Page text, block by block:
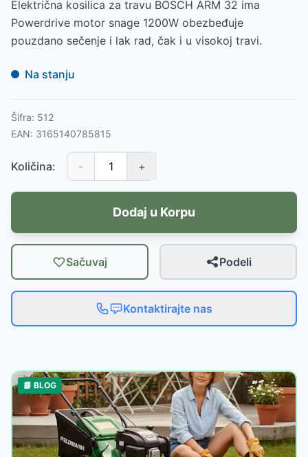
Električna kosilica za travu BOSCH ARM 32 ima
Powerdrive motor snage 1200W obezbeđuje
pouzdano sečenje i lak rad, čak i u visokoj travi.
Na stanju
Šifra: 512
EAN: 3165140785815
Količina: - +
Dodaj u Korpu
Sačuvaj Podeli
Kontaktirajte nas
📘 BLOG